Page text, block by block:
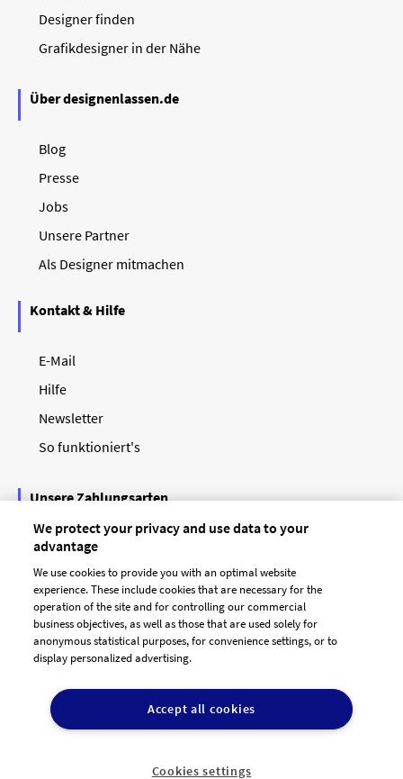
Designer finden
Grafikdesigner in der Nähe
Über designenlassen.de
Blog
Presse
Jobs
Unsere Partner
Als Designer mitmachen
Kontakt & Hilfe
E-Mail
Hilfe
Newsletter
So funktioniert's
Unsere Zahlungsarten
AGB Dienstleister
Datenschutz
Impressum
We protect your privacy and use data to your
advantage
We use cookies to provide you with an optimal website
experience. These include cookies that are necessary for the
operation of the site and for controlling our commercial
business objectives, as well as those that are used solely for
anonymous statistical purposes, for convenience settings, or to
display personalized advertising.
Accept all cookies
Cookies settings